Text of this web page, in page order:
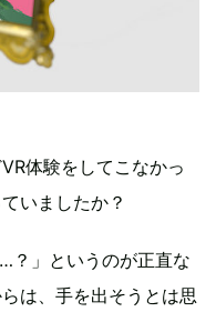
体験をしてこなかっ
いましたか？
？」というのが正直な
は、手を出そうとは思